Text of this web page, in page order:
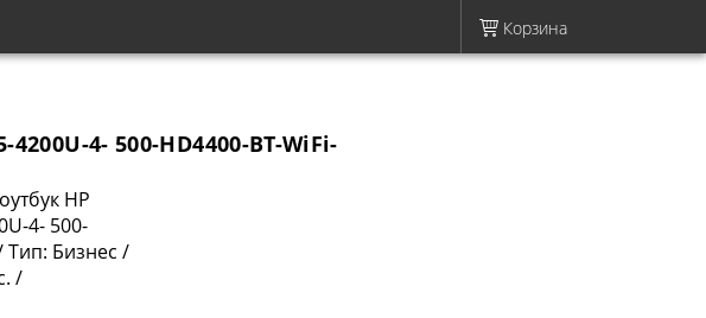
Корзина
4- 500-HD4400-BT-WiFi-
HP
4- 500-
Тип: Бизнес /
/